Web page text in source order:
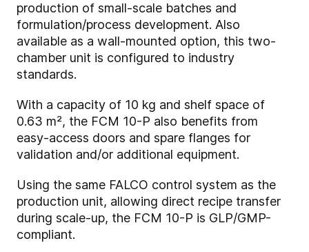
production of small-scale batches and
formulation/process development. Also
available as a wall-mounted option, this two-
chamber unit is configured to industry
standards.
With a capacity of 10 kg and shelf space of
0.63 m², the FCM 10-P also benefits from
easy-access doors and spare flanges for
validation and/or additional equipment.
Using the same FALCO control system as the
production unit, allowing direct recipe transfer
during scale-up, the FCM 10-P is GLP/GMP-
compliant.